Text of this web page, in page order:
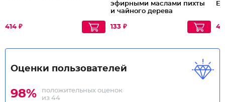
414 ₽
эфирными маслами пихты
и чайного дерева
133 ₽
Оценки пользователей
98%
положительных оценок
из 44